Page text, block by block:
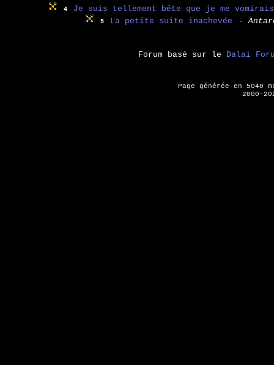
4 Je suis tellement bête que je me
5 La petite suite inachevée -
Forum basé sur le Dalai
Page générée en 5040
2000-